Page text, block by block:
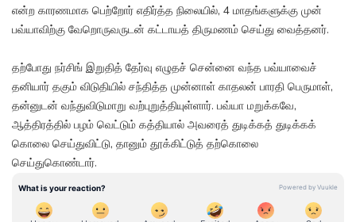
என்ற காரணமாக பெற்றோர் எதிர்த்த நிலையில், 4 மாதங்களுக்கு முன்
பவ்யாவிற்கு வேறொருவருடன் கட்டாயத் திருமணம் செய்து வைத்தனர்.
தற்போது நர்சிங் இறுதித் தேர்வு எழுதச் சென்னை வந்த பவ்யாவைச்
தனியார் தகும் விடுதியில் சந்தித்த முன்னாள் காதலன் பாரதி பெருமாள்,
தன்னுடன் வந்துவிடுமாறு வற்புறுத்தியுள்ளார். பவ்யா மறுக்கவே,
ஆத்திரத்தில் பழம் வெட்டும் கத்தியால் அவரைத் துடிக்கத் துடிக்கக்
கொலை செய்துவிட்டு, தானும் தூக்கிட்டுத் தற்கொலை
செய்துகொண்டார்.